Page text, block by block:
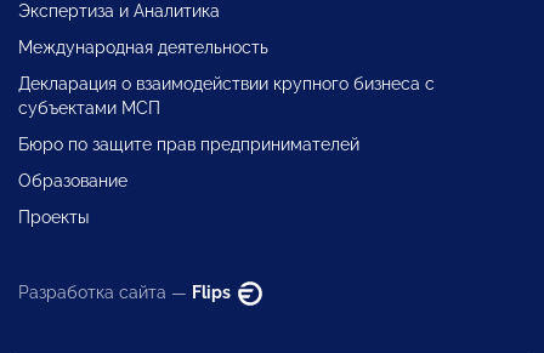
Экспертиза и Аналитика
Международная деятельность
Декларация о взаимодействии крупного бизнеса с
субъектами МСП
Бюро по защите прав предпринимателей
Образование
Проекты
Разработка сайта — Flips